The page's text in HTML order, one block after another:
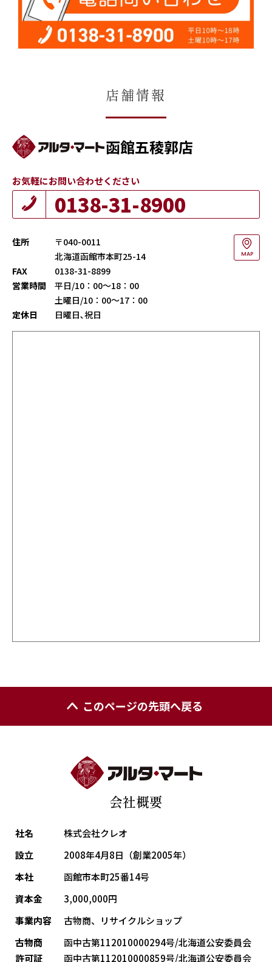
店舗情報
函館五稜郭店
お気軽にお問い合わせください
0138-31-8900
住所
〒040-0011
北海道函館市本町25-14
MAP
FAX
0138-31-8899
営業時間
平日/10：00～18：00
土曜日/10：00～17：00
定休日
日曜日､祝日
このページの先頭へ戻る
会社概要
社名
株式会社クレオ
設立
2008年4月8日（創業2005年）
本社
函館市本町25番14号
資本金
3,000,000円
事業内容
古物商、リサイクルショップ
古物商
許可証
函中古第112010000294号/北海道公安委員会
函中古第112010000859号/北海道公安委員会